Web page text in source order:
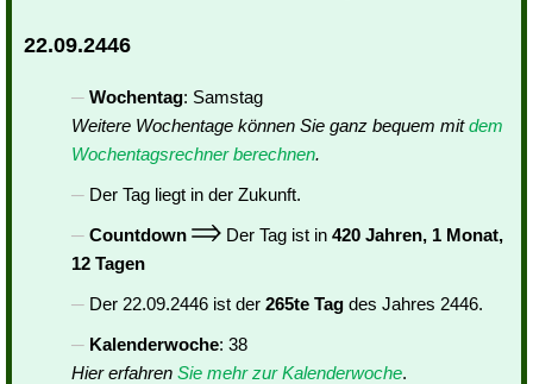
22.09.2446
Wochentag: Samstag
Weitere Wochentage können Sie ganz bequem mitdem
Wochentagsrechner berechnen.
Der Tag liegt in der Zukunft.
Countdown
Der Tag ist in 420 Jahren, 1 Monat,
12 Tagen
Der 22.09.2446 ist der 265te Tag des Jahres 2446.
Kalenderwoche: 38
Hier erfahren Sie mehr zur Kalenderwoche.